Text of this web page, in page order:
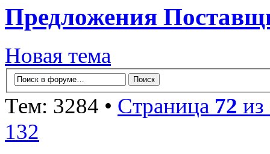
Предложения
Новая тема
Тем: 3284 • Страница 72 из
132